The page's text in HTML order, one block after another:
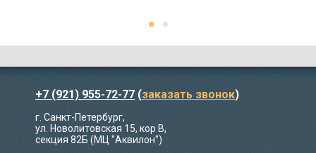
+7 (921) 955-72-77 (заказать звонок)
г. Санкт-Петербург,
ул. Новолитовская 15, кор В,
секция 82Б (МЦ "Аквилон")